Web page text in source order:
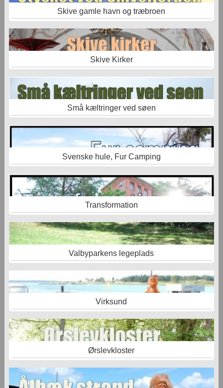
Skive gamle havn og træbroen
Skive Kirker
Små kæltringer ved søen
Svenske hule, Fur Camping
Transformation
Valbyparkens legeplads
Virksund
Ørslevkloster